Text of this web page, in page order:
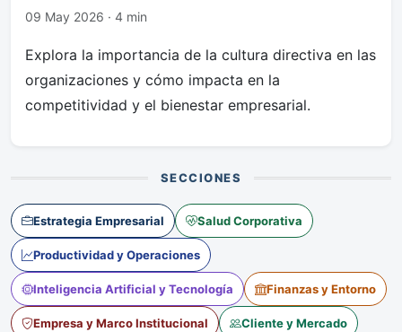
09 May 2026 · 4 min
Explora la importancia de la cultura directiva en las
organizaciones y cómo impacta en la
competitividad y el bienestar empresarial.
SECCIONES
Estrategia Empresarial Salud Corporativa
Productividad y Operaciones
Inteligencia Artificial y Tecnología Finanzas y Entorno
Empresa y Marco Institucional Cliente y Mercado